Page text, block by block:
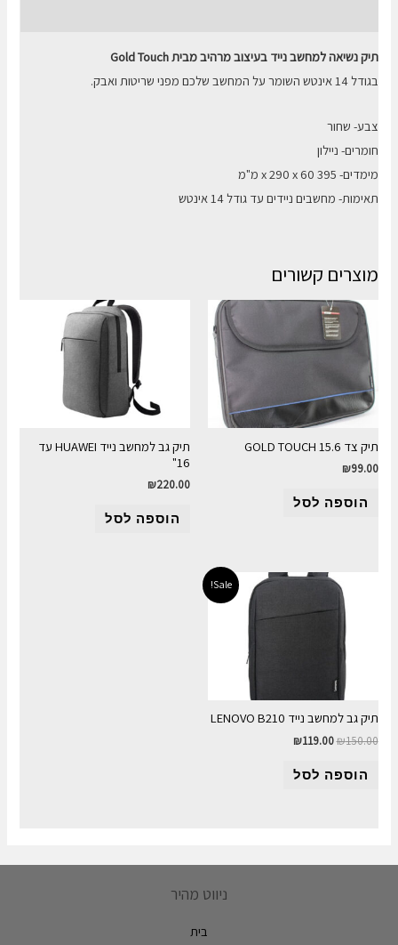
תיק נשיאה למחשב נייד בעיצוב מרהיב מבית Gold Touch
בגודל 14 אינטש השומר על המחשב שלכם מפני שריטות ואבק.
צבע- שחור
חומרים- ניילון
מימדים- 395 x 290 x 60 מ"מ
תאימות- מחשבים ניידים עד גודל 14 אינטש
מוצרים קשורים
תיק צד GOLD TOUCH 15.6
₪99.00
הוספה לסל
תיק גב למחשב נייד HUAWEI עד
16"
₪220.00
הוספה לסל
Sale!
תיק גב למחשב נייד LENOVO B210
₪150.00
₪119.00
הוספה לסל
ניווט מהיר
בית